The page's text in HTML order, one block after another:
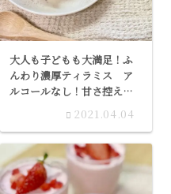
大人も子どもも大満足！ふ
んわり濃厚ティラミス ア
ルコールなし！甘さ控えめ
の家族で楽しめるティラミ
2021.04.04